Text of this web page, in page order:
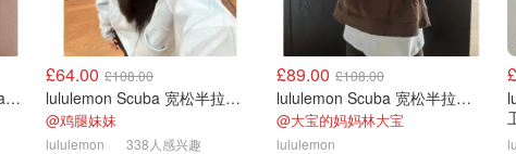
lululemon Lululemon Scuba 宽松半拉链卫衣
£64.00 £108.00
lululemon Scuba 宽松半拉链卫衣
@鸡腿妹妹
lululemon 338人感兴趣
£89.00 £108.00
lululemon Scuba 宽松半拉链卫衣
@大宝的妈妈林大宝
lululemon